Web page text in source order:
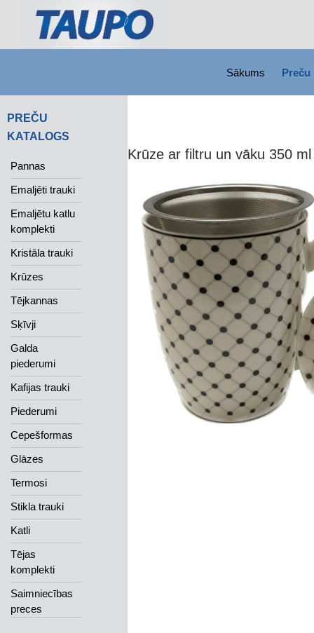
Sākums Preču
Krūze ar filtru un vāku 350 ml
PREČU
KATALOGS
Pannas
Emaljēti trauki
Emaljētu katlu
komplekti
Kristāla trauki
Krūzes
Tējkannas
Sķīvji
Galda
piederumi
Kafijas trauki
Piederumi
Cepešformas
Glāzes
Termosi
Stikla trauki
Katli
Tējas
komplekti
Saimniecības
preces